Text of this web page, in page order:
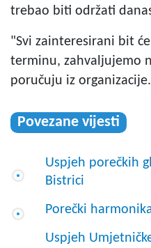
trebao biti održati
"Svi zainteresirani bit
terminu, zahvaljujemo
poručuju iz organizacije.
Povezane vijesti
Uspjeh porečkih
Bistrici
Porečki
Uspjeh